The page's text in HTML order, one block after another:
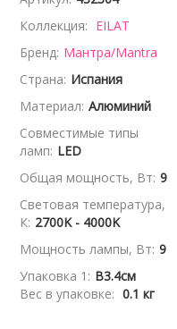
Коллекция: EILAT
Бренд: Мантра/Mantra
Страна: Испания
Материал: Алюминий
Совместимые типы
ламп: LED
Общая мощность, Вт: 9
Световая температура,
К: 2700K - 4000K
Мощность лампы, Вт: 9
Упаковка 1: В3.4см
Вес в упаковке: 0.1 кг